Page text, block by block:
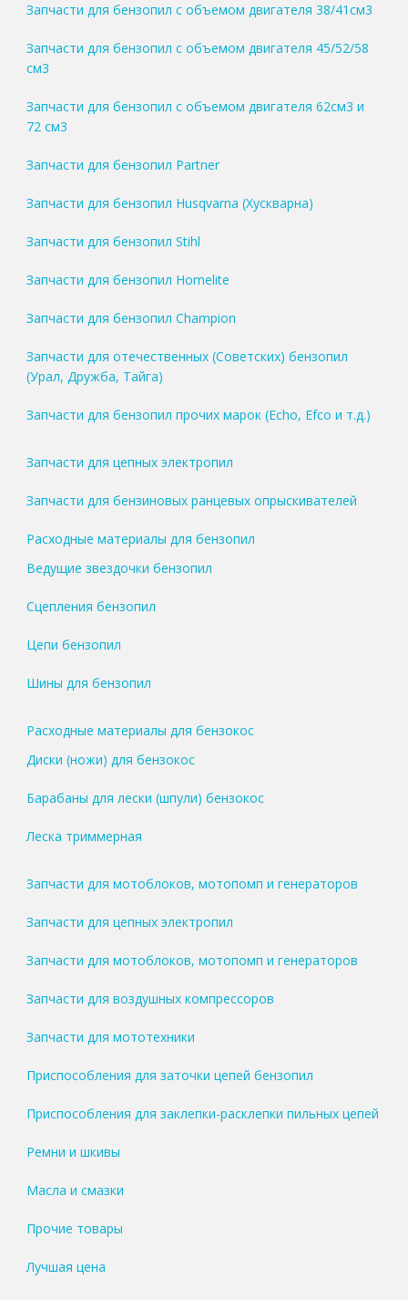
Запчасти для бензопил с объемом двигателя 38/41см3
Запчасти для бензопил с объемом двигателя 45/52/58
см3
Запчасти для бензопил с объемом двигателя 62см3 и
72 см3
Запчасти для бензопил Partner
Запчасти для бензопил Husqvarna (Хускварна)
Запчасти для бензопил Stihl
Запчасти для бензопил Homelite
Запчасти для бензопил Champion
Запчасти для отечественных (Советских) бензопил
(Урал, Дружба, Тайга)
Запчасти для бензопил прочих марок (Echo, Efco и т.д.)
Запчасти для цепных электропил
Запчасти для бензиновых ранцевых опрыскивателей
Расходные материалы для бензопил
Ведущие звездочки бензопил
Сцепления бензопил
Цепи бензопил
Шины для бензопил
Расходные материалы для бензокос
Диски (ножи) для бензокос
Барабаны для лески (шпули) бензокос
Леска триммерная
Запчасти для мотоблоков, мотопомп и генераторов
Запчасти для цепных электропил
Запчасти для мотоблоков, мотопомп и генераторов
Запчасти для воздушных компрессоров
Запчасти для мототехники
Приспособления для заточки цепей бензопил
Приспособления для заклепки-расклепки пильных цепей
Ремни и шкивы
Масла и смазки
Прочие товары
Лучшая цена